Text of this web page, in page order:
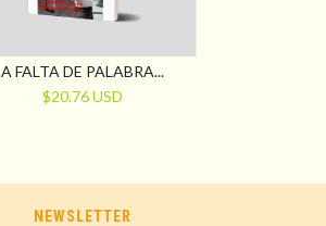
A FALTA DE PALABRA...
$20.76 USD
NEWSLETTER